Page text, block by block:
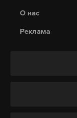
О нас
Реклама